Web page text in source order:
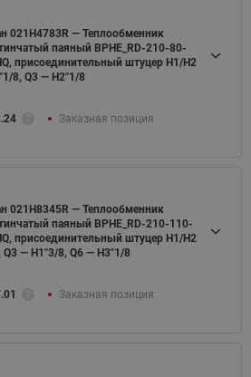
021H4783R — Теплообменник
паяный BPHE_RD-210-80-
присоединительный штуцер H1/H2
8, Q3 — H2"1/8
Заказная позиция
021H8345R — Теплообменник
паяный BPHE_RD-210-110-
присоединительный штуцер H1/H2
Q3 — H1"3/8, Q6 — H3"1/8
Заказная позиция